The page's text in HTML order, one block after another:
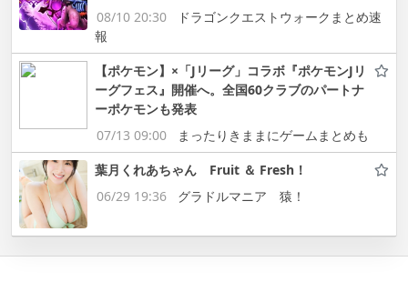
08/10 20:30
ドラゴンクエストウォークまとめ速
報
【ポケモン】×「Jリーグ」コラボ『ポケモンJリ
ーグフェス』開催へ。全国60クラブのパートナ
ーポケモンも発表
07/13 09:00
まったりきままにゲームまとめも
葉月くれあちゃん Fruit ＆ Fresh！
06/29 19:36
グラドルマニア 猿！